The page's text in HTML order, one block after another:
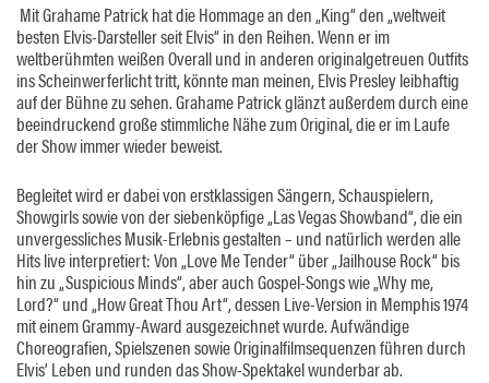
Mit Grahame Patrick hat die Hommage an den „King“ den „weltweit
besten Elvis-Darsteller seit Elvis“ in den Reihen. Wenn er im
weltberühmten weißen Overall und in anderen originalgetreuen Outfits
ins Scheinwerferlicht tritt, könnte man meinen, Elvis Presley leibhaftig
auf der Bühne zu sehen. Grahame Patrick glänzt außerdem durch eine
beeindruckend große stimmliche Nähe zum Original, die er im Laufe
der Show immer wieder beweist.
Begleitet wird er dabei von erstklassigen Sängern, Schauspielern,
Showgirls sowie von der siebenköpfige „Las Vegas Showband“, die ein
unvergessliches Musik-Erlebnis gestalten – und natürlich werden alle
Hits live interpretiert: Von „Love Me Tender“ über „Jailhouse Rock“ bis
hin zu „Suspicious Minds“, aber auch Gospel-Songs wie „Why me,
Lord?“ und „How Great Thou Art“, dessen Live-Version in Memphis 1974
mit einem Grammy-Award ausgezeichnet wurde. Aufwändige
Choreografien, Spielszenen sowie Originalfilmsequenzen führen durch
Elvis’ Leben und runden das Show-Spektakel wunderbar ab.